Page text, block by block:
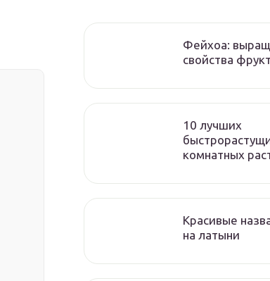
Фейхоа:
свойства
10 лучших
комнатных
Красивые
на латыни